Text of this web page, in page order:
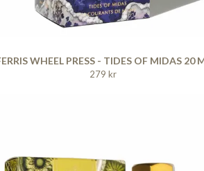
WHEEL PRESS - TIDES OF MIDAS 20
279 kr